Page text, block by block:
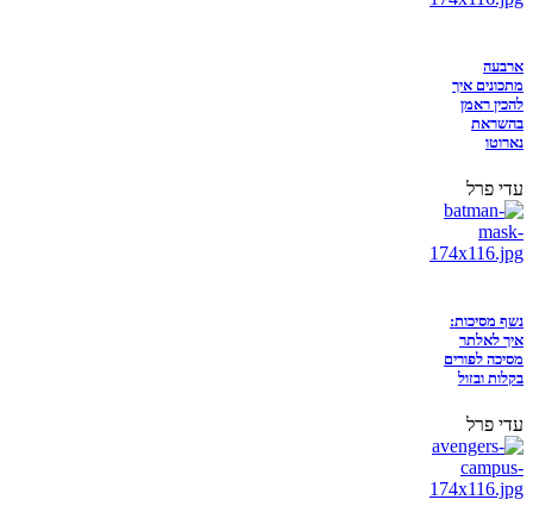
ארבעה
מתכונים איך
להכין ראמן
בהשראת
נארוטו
עדי פרל
נשף מסיכות:
איך לאלתר
מסיכה לפורים
בקלות ובזול
עדי פרל